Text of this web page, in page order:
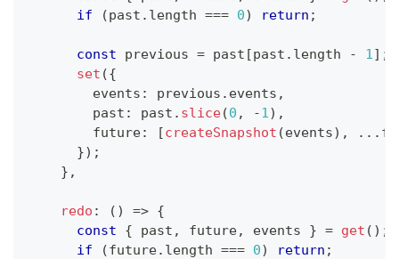
if
(past . length === 0) return ;
const previous = past [past . length - 1] ;
set ({
        events
: previous . events ,
        past
: past . slice(0 , -1) ,
        future
: [createSnapshot (events) , ...
}) ;
} ,
redo : ( ) => {
const
{ past , future, events } = get ( ) ;
if
(future. length === 0) return ;